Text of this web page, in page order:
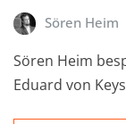
Sören Heim
Sören Heim
Eduard von